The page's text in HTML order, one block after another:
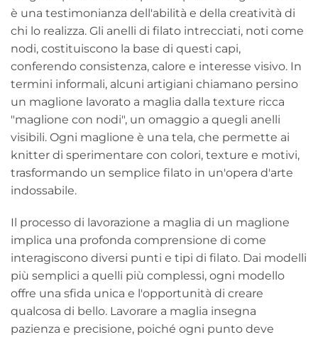
è una testimonianza dell'abilità e della creatività di
chi lo realizza. Gli anelli di filato intrecciati, noti come
nodi, costituiscono la base di questi capi,
conferendo consistenza, calore e interesse visivo. In
termini informali, alcuni artigiani chiamano persino
un maglione lavorato a maglia dalla texture ricca
"maglione con nodi", un omaggio a quegli anelli
visibili. Ogni maglione è una tela, che permette ai
knitter di sperimentare con colori, texture e motivi,
trasformando un semplice filato in un'opera d'arte
indossabile.
Il processo di lavorazione a maglia di un maglione
implica una profonda comprensione di come
interagiscono diversi punti e tipi di filato. Dai modelli
più semplici a quelli più complessi, ogni modello
offre una sfida unica e l'opportunità di creare
qualcosa di bello. Lavorare a maglia insegna
pazienza e precisione, poiché ogni punto deve